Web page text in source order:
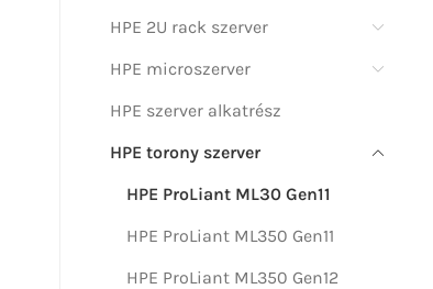
HPE 2U rack szerver
HPE microszerver
HPE szerver alkatrész
HPE torony szerver
HPE ProLiant ML30 Gen11
HPE ProLiant ML350 Gen11
HPE ProLiant ML350 Gen12